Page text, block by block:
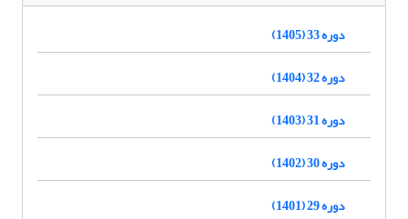
دوره 33 (1405)
دوره 32 (1404)
دوره 31 (1403)
دوره 30 (1402)
دوره 29 (1401)